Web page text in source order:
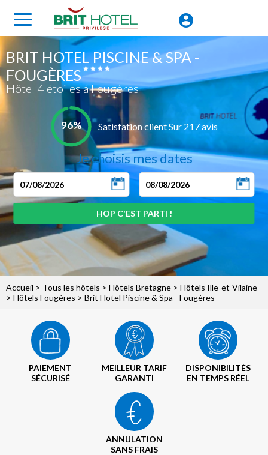
BRIT HOTEL PISCINE & SPA -
FOUGÈRES
Hôtel 4 étoiles à Fougères
96% Satisfation client Sur 217 avis
Je choisis mes dates
Accueil > Tous les hôtels > Hôtels Bretagne > Hôtels Ille-et-Vilaine
> Hôtels Fougères > Brit Hotel Piscine & Spa - Fougères
PAIEMENT
SÉCURISÉ
MEILLEUR TARIF
GARANTI
DISPONIBILITÉS
EN TEMPS RÉEL
ANNULATION
SANS FRAIS